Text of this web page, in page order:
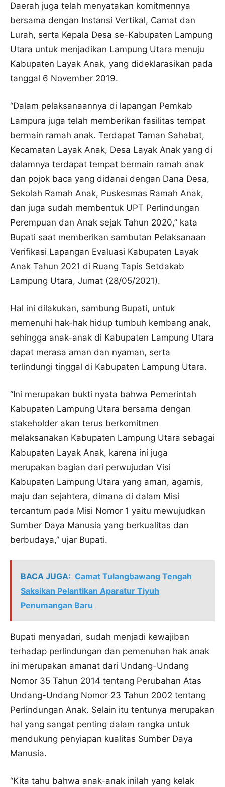
Daerah juga telah menyatakan komitmennya
bersama dengan Instansi Vertikal, Camat dan
Lurah, serta Kepala Desa se-Kabupaten Lampung
Utara untuk menjadikan Lampung Utara menuju
Kabupaten Layak Anak, yang dideklarasikan pada
tanggal 6 November 2019.
“Dalam pelaksanaannya di lapangan Pemkab
Lampura juga telah memberikan fasilitas tempat
bermain ramah anak. Terdapat Taman Sahabat,
Kecamatan Layak Anak, Desa Layak Anak yang di
dalamnya terdapat tempat bermain ramah anak
dan pojok baca yang didanai dengan Dana Desa,
Sekolah Ramah Anak, Puskesmas Ramah Anak,
dan juga sudah membentuk UPT Perlindungan
Perempuan dan Anak sejak Tahun 2020,” kata
Bupati saat memberikan sambutan Pelaksanaan
Verifikasi Lapangan Evaluasi Kabupaten Layak
Anak Tahun 2021 di Ruang Tapis Setdakab
Lampung Utara, Jumat (28/05/2021).
Hal ini dilakukan, sambung Bupati, untuk
memenuhi hak-hak hidup tumbuh kembang anak,
sehingga anak-anak di Kabupaten Lampung Utara
dapat merasa aman dan nyaman, serta
terlindungi tinggal di Kabupaten Lampung Utara.
“Ini merupakan bukti nyata bahwa Pemerintah
Kabupaten Lampung Utara bersama dengan
stakeholder akan terus berkomitmen
melaksanakan Kabupaten Lampung Utara sebagai
Kabupaten Layak Anak, karena ini juga
merupakan bagian dari perwujudan Visi
Kabupaten Lampung Utara yang aman, agamis,
maju dan sejahtera, dimana di dalam Misi
tercantum pada Misi Nomor 1 yaitu mewujudkan
Sumber Daya Manusia yang berkualitas dan
berbudaya,” ujar Bupati.
BACA JUGA: Camat Tulangbawang Tengah
Saksikan Pelantikan Aparatur Tiyuh
Penumangan Baru
Bupati menyadari, sudah menjadi kewajiban
terhadap perlindungan dan pemenuhan hak anak
ini merupakan amanat dari Undang-Undang
Nomor 35 Tahun 2014 tentang Perubahan Atas
Undang-Undang Nomor 23 Tahun 2002 tentang
Perlindungan Anak. Selain itu tentunya merupakan
hal yang sangat penting dalam rangka untuk
mendukung penyiapan kualitas Sumber Daya
Manusia.
“Kita tahu bahwa anak-anak inilah yang kelak